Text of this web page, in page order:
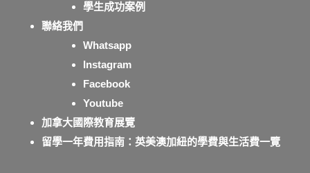
學生成功案例
聯絡我們
Whatsapp
Instagram
Facebook
Youtube
加拿大國際教育展覽
留學一年費用指南：英美澳加紐的學費與生活費一覽